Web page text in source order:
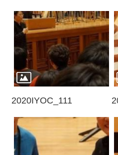
2020IYOC_111